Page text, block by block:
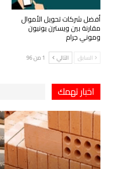
أفضل شركات تحويل الأموال
مقارنة بين ويسترن يونيون
وموني جرام
السابق التالي 1 من 96
اخبار تهمك